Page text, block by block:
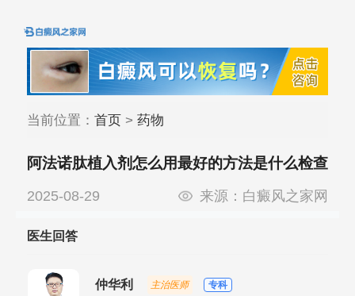
当前位置： 首页> 药物
阿法诺肽植入剂怎么用最好的方法是什么检查
2025-08-29 来源： 白癜风之家网
医生回答
仲华利 主治医师 专科